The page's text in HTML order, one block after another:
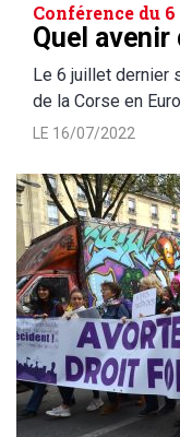
Conférence du
Quel avenir
Le 6 juillet dernier
de la Corse en
LE 16/07/2022